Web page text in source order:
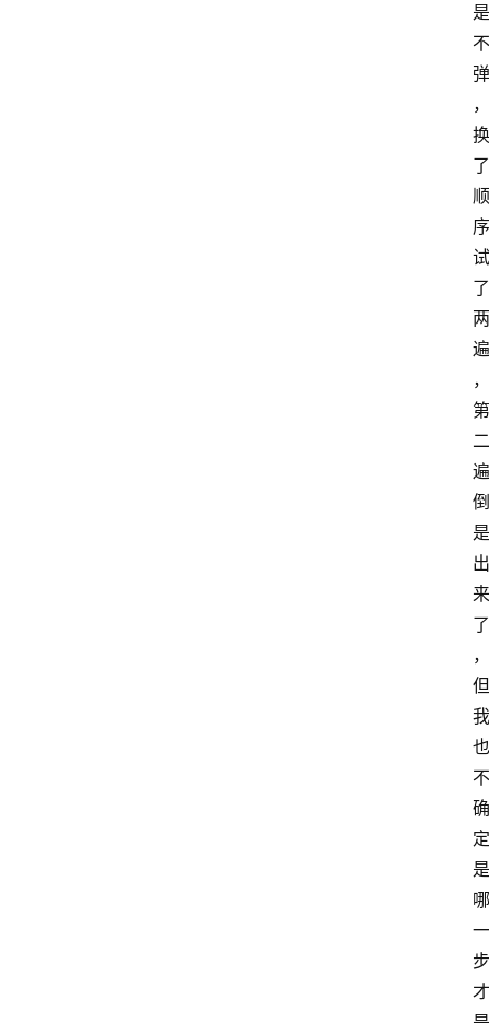
是
不
弹
，
换
了
顺
序
试
了
两
遍
，
第
二
遍
倒
是
出
来
了
，
但
我
也
不
确
定
是
哪
一
步
才